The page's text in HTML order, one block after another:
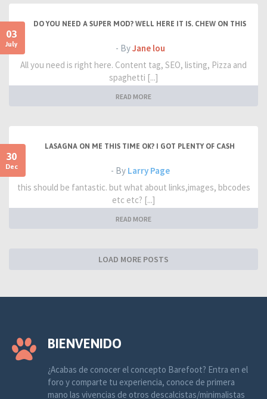
03
July
DO YOU NEED A SUPER MOD? WELL HERE IT IS. CHEW ON THIS
- ByJane lou
All you need is right here. Content tag, SEO, listing, Pizza and
spaghetti [...]
READ MORE
30
Dec
LASAGNA ON ME THIS TIME OK? I GOT PLENTY OF CASH
- By Larry Page
this should be fantastic. but what about links,images, bbcodes
etc etc? [...]
READ MORE
LOAD MORE POSTS
BIENVENIDO
¿Acabas de conocer el concepto Barefoot? Entra en el
foro y comparte tu experiencia, conoce de primera
mano las vivencias de otros descalcistas/minimalistas